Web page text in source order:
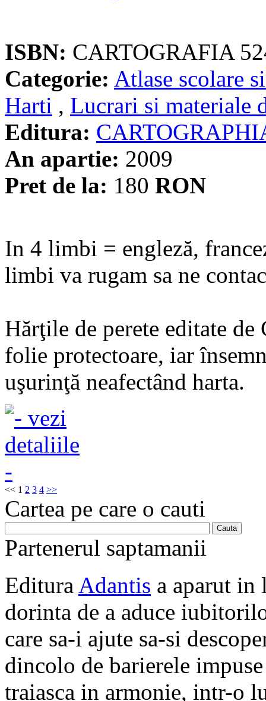
ISBN: CARTOGRAFIA
Categorie: Atlase scolare
Harti , Lucrari si materiale
Editura:
An apartie: 2009
Pret de la: 180 RON
In 4 limbi = engleză,
limbi va rugam sa ne
Hărţile de perete editate
folie protectoare, iar
uşurinţă neafectând harta.
<< 1 2 3 4 >>
Cartea pe care o cauti
Partenerul saptamanii
Editura Adantis a aparut in
dorinta de a aduce
care sa-i ajute sa-si
dincolo de barierele
traiasca in armonie, intr-o